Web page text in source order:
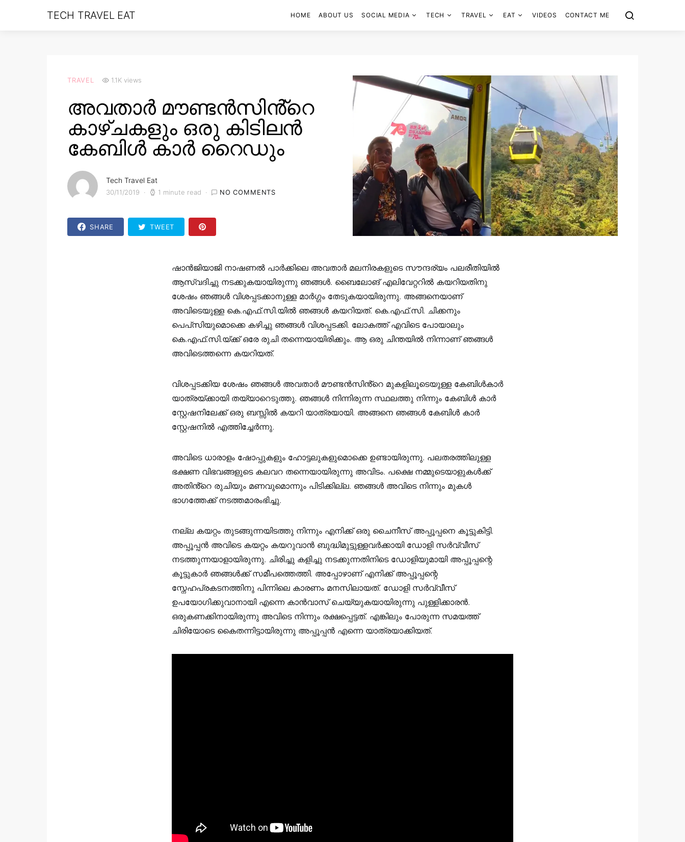
TECH TRAVEL EAT HOME ABOUT US SOCIAL MEDIA TECH TRAVEL EAT VIDEOS CONTACT ME
TRAVEL 1.1K views
അവതാർ മൗണ്ടൻസിൻ്റെ
കാഴ്ചകളും ഒരു കിടിലൻ
കേബിൾ കാർ റൈഡും
Tech Travel Eat
30/11/2019 1 minute read NO COMMENTS
SHARE TWEET
ഷാൻജിയാജി നാഷണൽ പാർക്കിലെ അവതാർ മലനിരകളുടെ സൗന്ദര്യം പലരീതിയിൽ
ആസ്വദിച്ചു നടക്കുകയായിരുന്നു ഞങ്ങൾ. ബൈലോങ് എലിവേറ്ററിൽ കയറിയതിനു
ശേഷം ഞങ്ങൾ വിശപ്പടക്കാനുള്ള മാർഗ്ഗം തേടുകയായിരുന്നു. അങ്ങനെയാണ്
അവിടെയുള്ള കെ.എഫ്.സി.യിൽ ഞങ്ങൾ കയറിയത്. കെ.എഫ്.സി. ചിക്കനും
പെപ്‌സിയുമൊക്കെ കഴിച്ചു ഞങ്ങൾ വിശപ്പടക്കി. ലോകത്ത് എവിടെ പോയാലും
കെ.എഫ്.സി.യ്ക്ക് ഒരേ രുചി തന്നെയായിരിക്കും. ആ ഒരു ചിന്തയിൽ നിന്നാണ് ഞങ്ങൾ
അവിടെത്തന്നെ കയറിയത്.
വിശപ്പടക്കിയ ശേഷം ഞങ്ങൾ അവതാർ മൗണ്ടൻസിൻ്റെ മുകളിലൂടെയുള്ള കേബിൾകാർ
യാത്രയ്ക്കായി തയ്യാറെടുത്തു. ഞങ്ങൾ നിന്നിരുന്ന സ്ഥലത്തു നിന്നും കേബിൾ കാർ
സ്റ്റേഷനിലേക്ക് ഒരു ബസ്സിൽ കയറി യാത്രയായി. അങ്ങനെ ഞങ്ങൾ കേബിൾ കാർ
സ്റ്റേഷനിൽ എത്തിച്ചേർന്നു.
അവിടെ ധാരാളം ഷോപ്പുകളും ഹോട്ടലുകളുമൊക്കെ ഉണ്ടായിരുന്നു. പലതരത്തിലുള്ള
ഭക്ഷണ വിഭവങ്ങളുടെ കലവറ തന്നെയായിരുന്നു അവിടം. പക്ഷെ നമ്മുടെയാളുകൾക്ക്
അതിൻ്റെ രുചിയും മണവുമൊന്നും പിടിക്കില്ല. ഞങ്ങൾ അവിടെ നിന്നും മുകൾ
ഭാഗത്തേക്ക് നടത്തമാരംഭിച്ചു.
നല്ല കയറ്റം തുടങ്ങുന്നയിടത്തു നിന്നും എനിക്ക് ഒരു ചൈനീസ് അപ്പൂപ്പനെ കൂട്ടുകിട്ടി.
അപ്പൂപ്പൻ അവിടെ കയറ്റം കയറുവാൻ ബുദ്ധിമുട്ടുള്ളവർക്കായി ഡോളി സർവ്വീസ്
നടത്തുന്നയാളായിരുന്നു. ചിരിച്ചു കളിച്ചു നടക്കുന്നതിനിടെ ഡോളിയുമായി അപ്പൂപ്പന്റെ
കൂട്ടുകാർ ഞങ്ങൾക്ക് സമീപത്തെത്തി. അപ്പോഴാണ് എനിക്ക് അപ്പൂപ്പന്റെ
സ്നേഹപ്രകടനത്തിനു പിന്നിലെ കാരണം മനസിലായത്. ഡോളി സർവ്വീസ്
ഉപയോഗിക്കുവാനായി എന്നെ കാൻവാസ്‌ ചെയ്യുകയായിരുന്നു പുള്ളിക്കാരൻ.
ഒരുകണക്കിനായിരുന്നു അവിടെ നിന്നും രക്ഷപ്പെട്ടത്. എങ്കിലും പോരുന്ന സമയത്ത്
ചിരിയോടെ കൈതന്നിട്ടായിരുന്നു അപ്പൂപ്പൻ എന്നെ യാത്രയാക്കിയത്.